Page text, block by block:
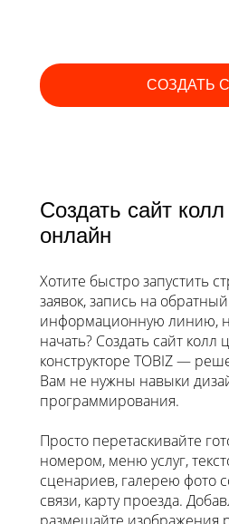
СОЗДАТЬ
Создать сайт
онлайн
Хотите быстро запустить
заявок, запись на
информационную линию,
начать? Создать сайт
конструкторе TOBIZ —
Вам не нужны навыки
программирования.
Просто перетаскивайте
номером, меню услуг,
сценариев, галерею фото
связи, карту проезда.